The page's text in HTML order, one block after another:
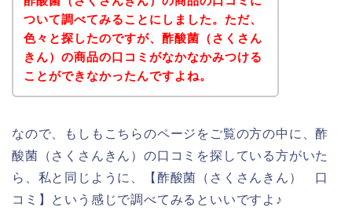
ついて調べてみることにしました。ただ、
色々と探したのですが、酢酸菌（さくさん
きん）の商品の口コミがなかなかみつける
ことができなかったんですよね。
なので、もしもこちらのページをご覧の方の中に、酢
酸菌（さくさんきん）の口コミを探している方がいた
ら、私と同じように、【酢酸菌（さくさんきん） 口
コミ】という感じで調べてみるといいですよ♪